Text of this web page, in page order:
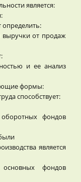
является:
определить:
выручки от продаж
и ее анализ
формы:
способствует:
фондов
является
основных фондов